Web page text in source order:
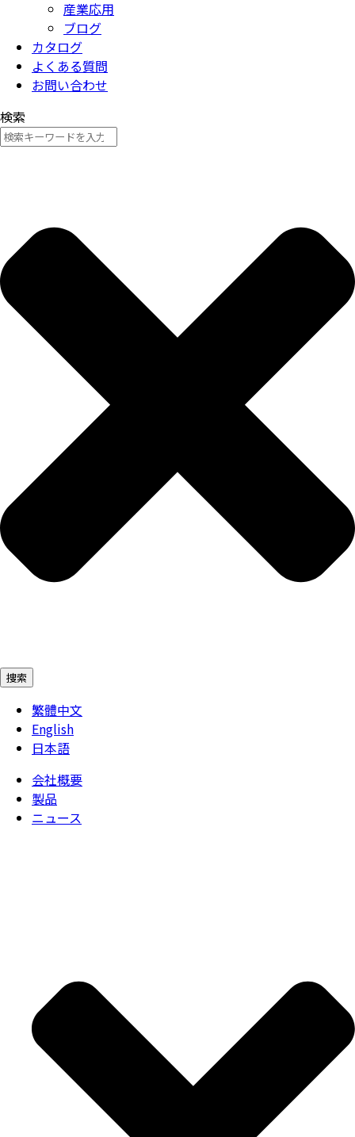
産業応用
ブログ
カタログ
よくある質問
お問い合わせ
検索
捜索
繁體中文
English
日本語
会社概要
製品
ニュース